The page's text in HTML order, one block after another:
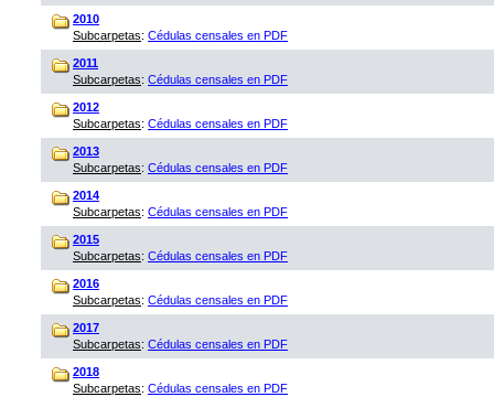
2010
Subcarpetas: Cédulas censales en PDF
2011
Subcarpetas: Cédulas censales en PDF
2012
Subcarpetas: Cédulas censales en PDF
2013
Subcarpetas: Cédulas censales en PDF
2014
Subcarpetas: Cédulas censales en PDF
2015
Subcarpetas: Cédulas censales en PDF
2016
Subcarpetas: Cédulas censales en PDF
2017
Subcarpetas: Cédulas censales en PDF
2018
Subcarpetas: Cédulas censales en PDF